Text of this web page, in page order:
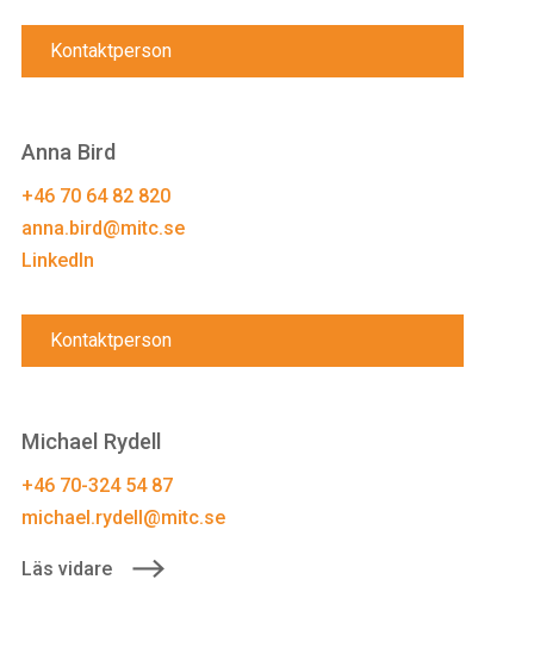
Kontaktperson
Anna Bird
+46 70 64 82 820
anna.bird@mitc.se
LinkedIn
Kontaktperson
Michael Rydell
+46 70-324 54 87
michael.rydell@mitc.se
Läs vidare